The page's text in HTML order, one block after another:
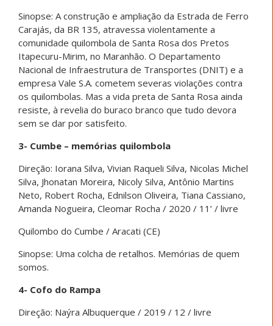
Sinopse: A construção e ampliação da Estrada de Ferro
Carajás, da BR 135, atravessa violentamente a
comunidade quilombola de Santa Rosa dos Pretos
Itapecuru-Mirim, no Maranhão. O Departamento
Nacional de Infraestrutura de Transportes (DNIT) e a
empresa Vale S.A. cometem severas violações contra
os quilombolas. Mas a vida preta de Santa Rosa ainda
resiste, à revelia do buraco branco que tudo devora
sem se dar por satisfeito.
3- Cumbe – memórias quilombola
Direção: Iorana Silva, Vivian Raqueli Silva, Nicolas Michel
Silva, Jhonatan Moreira, Nicoly Silva, Antônio Martins
Neto, Robert Rocha, Ednilson Oliveira, Tiana Cassiano,
Amanda Nogueira, Cleomar Rocha / 2020 / 11’ / livre
Quilombo do Cumbe / Aracati (CE)
Sinopse: Uma colcha de retalhos. Memórias de quem
somos.
4- Cofo do Rampa
Direção: Naýra Albuquerque / 2019 / 12 / livre